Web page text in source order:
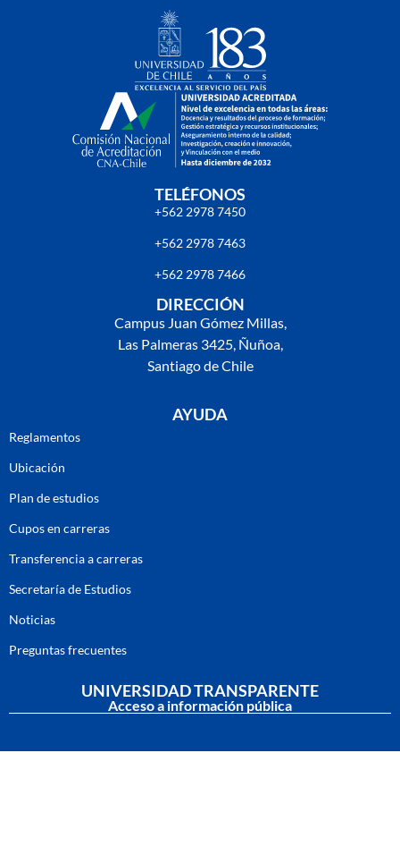
TELÉFONOS
+562 2978 7450
+562 2978 7463
+562 2978 7466
DIRECCIÓN
Campus Juan Gómez Millas,
Las Palmeras 3425, Ñuñoa,
Santiago de Chile
AYUDA
Reglamentos
Ubicación
Plan de estudios
Cupos en carreras
Transferencia a carreras
Secretaría de Estudios
Noticias
Preguntas frecuentes
UNIVERSIDAD TRANSPARENTE
Acceso a información pública